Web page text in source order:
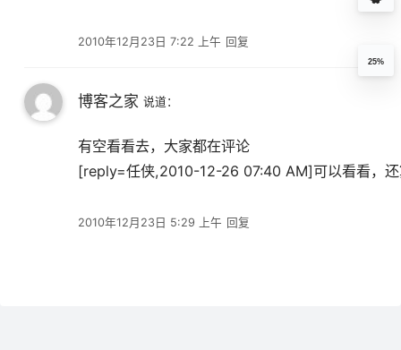
2010年12月23日 7:22 上午 回复
博客之家 说道：
2010年12月23日 5:29 上午
有空看看去，大家都在评论
[reply=任侠,2010-12-26 07:40 AM]可以看看，
回复
25%